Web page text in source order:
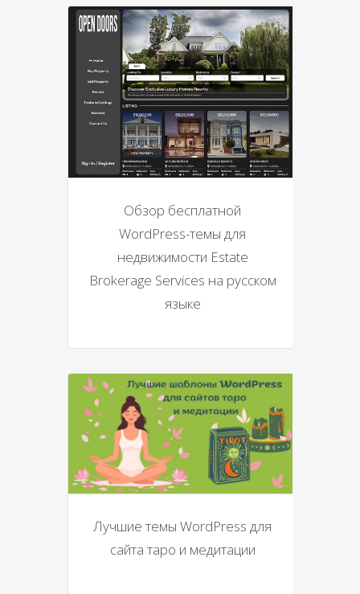
Обзор бесплатной
WordPress-темы для
недвижимости Estate
Brokerage Services на русском
языке
Лучшие темы WordPress для
сайта таро и медитации